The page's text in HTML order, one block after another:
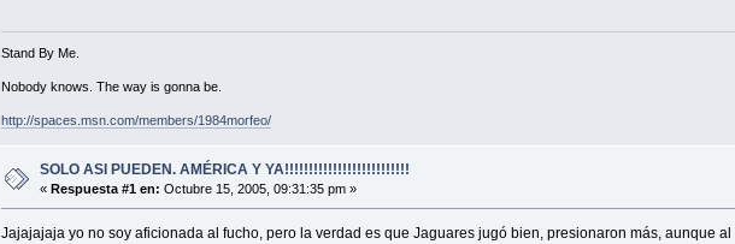
Stand By Me.
Nobody knows. The way is gonna be.
http://spaces.msn.com/members/1984morfeo/
SOLO ASI PUEDEN. AMÉRICA Y YA!!!!!!!!!!!!!!!!!!!!!!!!!!
« Respuesta #1 en: Octubre 15, 2005, 09:31:35 pm »
Jajajajaja yo no soy aficionada al fucho, pero la verdad es que Jaguares jugó bien, presionaron más, aunque